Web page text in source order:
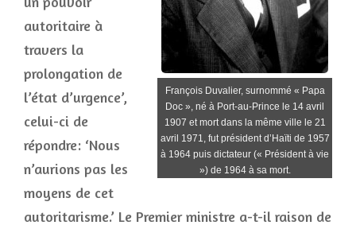
François Duvalier, surnommé « Papa
Doc », né à Port-au-Prince le 14 avril
1907 et mort dans la même ville le 21
avril 1971, fut président d’Haïti de 1957
à 1964 puis dictateur (« Président à vie
») de 1964 à sa mort.
autoritaire à
travers la
prolongation de
l’état d’urgence’,
celui-ci de
répondre: ‘Nous
n’aurions pas les
moyens de cet
autoritarisme.’ Le Premier ministre a-t-il raison de